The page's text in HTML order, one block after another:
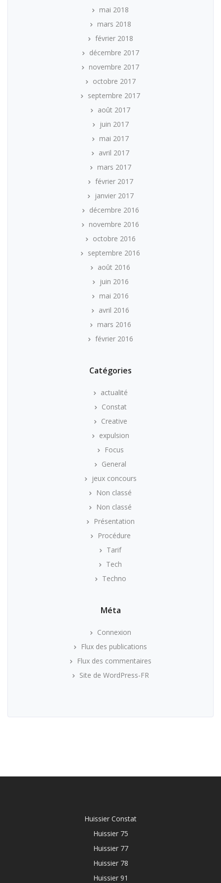
mai 2018
mars 2018
février 2018
décembre 2017
novembre 2017
octobre 2017
septembre 2017
août 2017
juin 2017
mai 2017
avril 2017
mars 2017
février 2017
janvier 2017
décembre 2016
novembre 2016
octobre 2016
septembre 2016
août 2016
juin 2016
mai 2016
avril 2016
mars 2016
février 2016
Catégories
actualité
Constat
Creative
expulsion
Focus
General
jeux concours
Non classé
Non classé
Présentation
Procédure
Tarif
Tech
Techno
Méta
Connexion
Flux des publications
Flux des commentaires
Site de WordPress-FR
Huissier Constat
Huissier 75
Huissier 77
Huissier 78
Huissier 91